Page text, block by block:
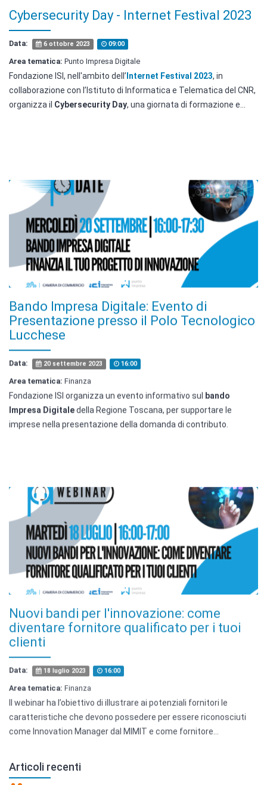
Cybersecurity Day - Internet Festival 2023
Data: 6 ottobre 2023 09:00
Area tematica: Punto Impresa Digitale
Fondazione ISI, nell'ambito dell’ Internet Festival 2023, in
collaborazione con l’Istituto di Informatica e Telematica del CNR,
organizza il Cybersecurity Day, una giornata di formazione e...
Bando Impresa Digitale: Evento di
Presentazione presso il Polo Tecnologico
Lucchese
Data: 20 settembre 2023 16:00
Area tematica: Finanza
Fondazione ISI organizza un evento informativo sul bando
Impresa Digitale della Regione Toscana, per supportare le
imprese nella presentazione della domanda di contributo.
Nuovi bandi per l'innovazione: come
clienti
Data: 18 luglio 2023
Area tematica:Finanza
Il webinar ha l’obiettivo di illustrare ai potenziali fornitori le
caratteristiche che devono possedere per essere riconosciuti
come Innovation Manager dal MIMIT e come fornitore…
Articoli recenti